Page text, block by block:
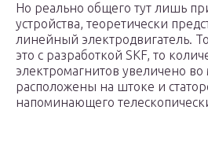
Но реально общего тут лишь
устройства, теоретически
линейный электродвигатель.
это с разработкой SKF, то
электромагнитов увеличено
расположены на штоке и
напоминающего